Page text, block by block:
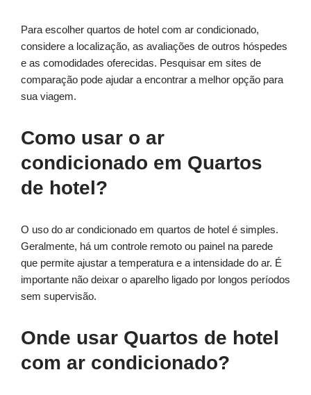
Para escolher quartos de hotel com ar condicionado,
considere a localização, as avaliações de outros hóspedes
e as comodidades oferecidas. Pesquisar em sites de
comparação pode ajudar a encontrar a melhor opção para
sua viagem.
Como usar o ar
condicionado em Quartos
de hotel?
O uso do ar condicionado em quartos de hotel é simples.
Geralmente, há um controle remoto ou painel na parede
que permite ajustar a temperatura e a intensidade do ar. É
importante não deixar o aparelho ligado por longos períodos
sem supervisão.
Onde usar Quartos de hotel
com ar condicionado?